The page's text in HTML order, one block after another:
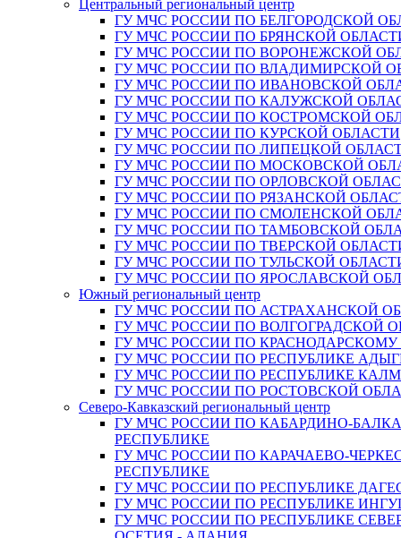
Центральный региональный центр
ГУ МЧС РОССИИ ПО БЕЛГОРОДСКОЙ
ГУ МЧС РОССИИ ПО БРЯНСКОЙ
ГУ МЧС РОССИИ ПО ВОРОНЕЖСКОЙ
ГУ МЧС РОССИИ ПО ВЛАДИМИРСКОЙ
ГУ МЧС РОССИИ ПО ИВАНОВСКОЙ
ГУ МЧС РОССИИ ПО КАЛУЖСКОЙ
ГУ МЧС РОССИИ ПО КОСТРОМСКОЙ
ГУ МЧС РОССИИ ПО КУРСКОЙ ОБЛАСТИ
ГУ МЧС РОССИИ ПО ЛИПЕЦКОЙ
ГУ МЧС РОССИИ ПО МОСКОВСКОЙ
ГУ МЧС РОССИИ ПО ОРЛОВСКОЙ
ГУ МЧС РОССИИ ПО РЯЗАНСКОЙ
ГУ МЧС РОССИИ ПО СМОЛЕНСКОЙ
ГУ МЧС РОССИИ ПО ТАМБОВСКОЙ
ГУ МЧС РОССИИ ПО ТВЕРСКОЙ
ГУ МЧС РОССИИ ПО ТУЛЬСКОЙ
ГУ МЧС РОССИИ ПО ЯРОСЛАВСКОЙ
Южный региональный центр
ГУ МЧС РОССИИ ПО АСТРАХАНСКОЙ
ГУ МЧС РОССИИ ПО ВОЛГОГРАДСКОЙ
ГУ МЧС РОССИИ ПО
ГУ МЧС РОССИИ ПО РЕСПУБЛИКЕ
ГУ МЧС РОССИИ ПО РЕСПУБЛИКЕ
ГУ МЧС РОССИИ ПО РОСТОВСКОЙ
Северо-Кавказский региональный центр
ГУ МЧС РОССИИ ПО КАБАРДИНО-
РЕСПУБЛИКЕ
ГУ МЧС РОССИИ ПО КАРАЧАЕВО-
РЕСПУБЛИКЕ
ГУ МЧС РОССИИ ПО РЕСПУБЛИКЕ
ГУ МЧС РОССИИ ПО РЕСПУБЛИКЕ
ГУ МЧС РОССИИ ПО РЕСПУБЛИКЕ